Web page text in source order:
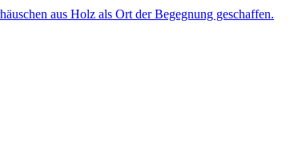
aus Holz als Ort der Begegnung geschaffen.